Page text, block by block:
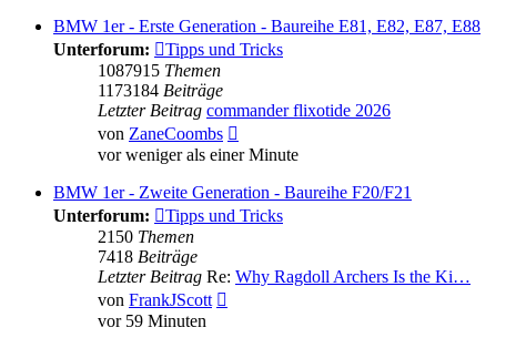
BMW 1er - Erste Generation - Baureihe E81, E82, E87, E88
Unterforum:
Tipps und Tricks
1087915 Themen
1173184 Beiträge
Letzter Beitrag commander flixotide 2026
von ZaneCoombs
Beitrag
vor weniger als einer Minute
BMW 1er - Zweite Generation - Baureihe F20/F21
Unterforum:
Tipps und Tricks
2150 Themen
7418 Beiträge
Letzter Beitrag Re: Why Ragdoll Archers Is the Ki…
von FrankJScott
vor 59 Minuten